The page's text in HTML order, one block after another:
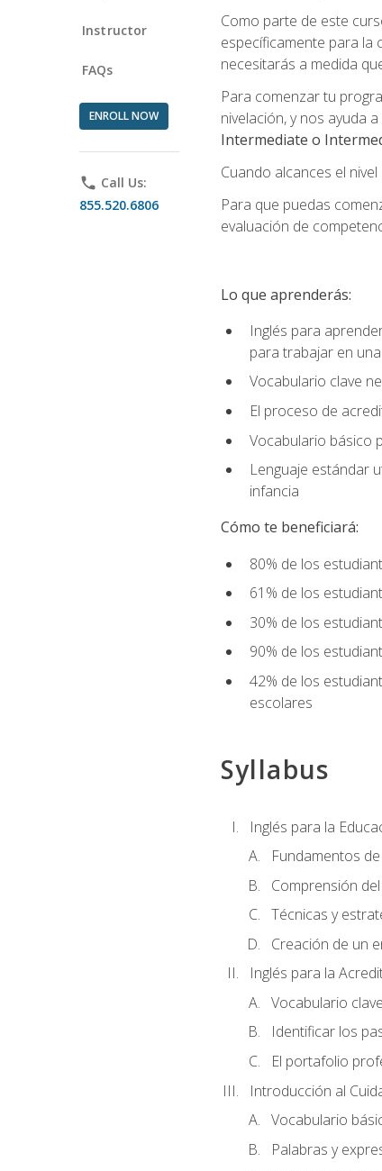
Instructor
FAQs
ENROLL NOW
phone Call Us:
855.520.6806
Como parte de este
específicamente para la
necesitarás a medida
Para comenzar tu
nivelación, y nos ayuda
Intermediate o
Cuando alcances el nivel
Para que puedas
evaluación de
Lo que aprenderás:
Inglés para
para trabajar en
Vocabulario clave
El proceso de
Vocabulario básico
Lenguaje estándar
infancia
Cómo te beneficiará:
80% de los
61% de los
30% de los
90% de los
42% de los
escolares
Syllabus
Inglés para la
Fundamentos
Comprensión
Técnicas y
Creación de un
Inglés para la
Vocabulario
Identificar los
El portafolio
Introducción al
Vocabulario
Palabras y